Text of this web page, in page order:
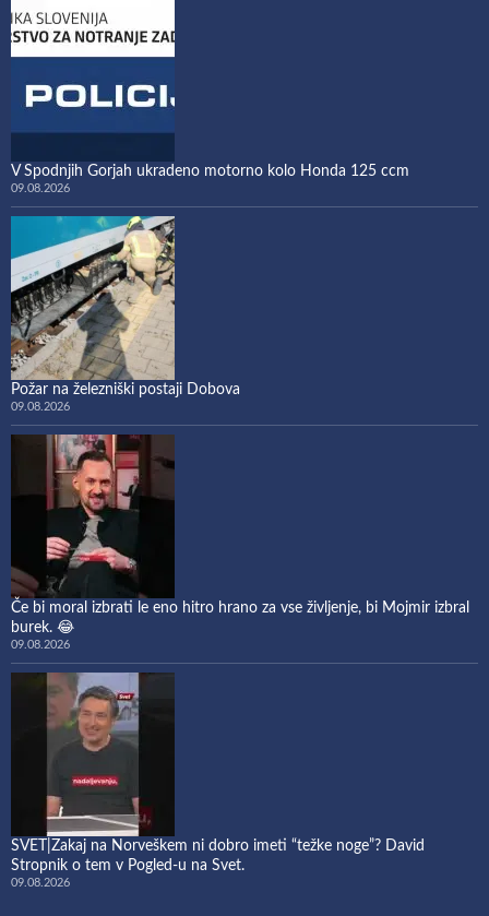
V Spodnjih Gorjah ukradeno motorno kolo Honda 125 ccm
09.08.2026
Požar na železniški postaji Dobova
09.08.2026
Če bi moral izbrati le eno hitro hrano za vse življenje, bi Mojmir izbral
burek. 😂
09.08.2026
SVET|Zakaj na Norveškem ni dobro imeti “težke noge”? David
Stropnik o tem v Pogled-u na Svet.
09.08.2026